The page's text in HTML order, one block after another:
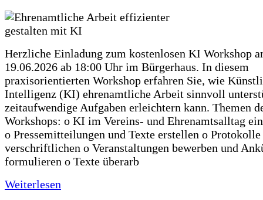
Herzliche Einladung zum kostenlosen KI Workshop
19.06.2026 ab 18:00 Uhr im Bürgerhaus. In diesem
praxisorientierten Workshop erfahren Sie, wie
Intelligenz (KI) ehrenamtliche Arbeit sinnvoll
zeitaufwendige Aufgaben erleichtern kann. Themen
Workshops: o KI im Vereins- und Ehrenamtsalltag
o Pressemitteilungen und Texte erstellen o
verschriftlichen o Veranstaltungen bewerben und
formulieren o Texte überarb
Weiterlesen